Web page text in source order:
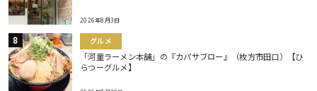
2026年8月3日
グルメ
「河童ラーメン本舗」の『カパサブロー』（枚方市田口）【ひ
らつーグルメ】